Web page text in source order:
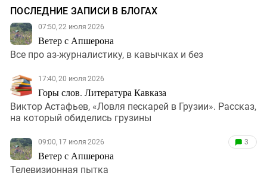
ПОСЛЕДНИЕ ЗАПИСИ В БЛОГАХ
07:50, 22 июля 2026
Ветер с Апшерона
Все про аз-журналистику, в кавычках и без
17:40, 20 июля 2026
Горы слов. Литература Кавказа
Виктор Астафьев, «Ловля пескарей в Грузии». Рассказ,
на который обиделись грузины
09:00, 17 июля 2026
Ветер с Апшерона
3
Телевизионная пытка